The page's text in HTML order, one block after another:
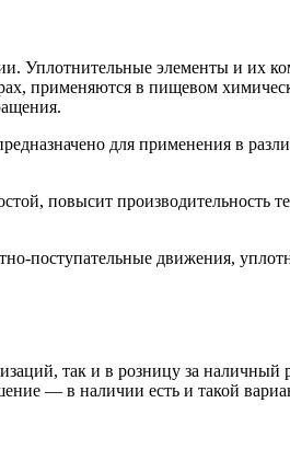
Уплотнительные элементы и их
применяются в пищевом
для применения в
повысит производительность
поступательные движения,
так и в розницу за
— в наличии есть и такой